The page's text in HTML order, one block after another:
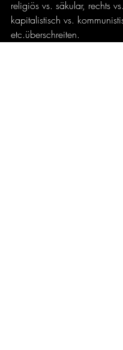
religiös vs. säkular, rechts
kapitalistisch vs.
etc.überschreiten.